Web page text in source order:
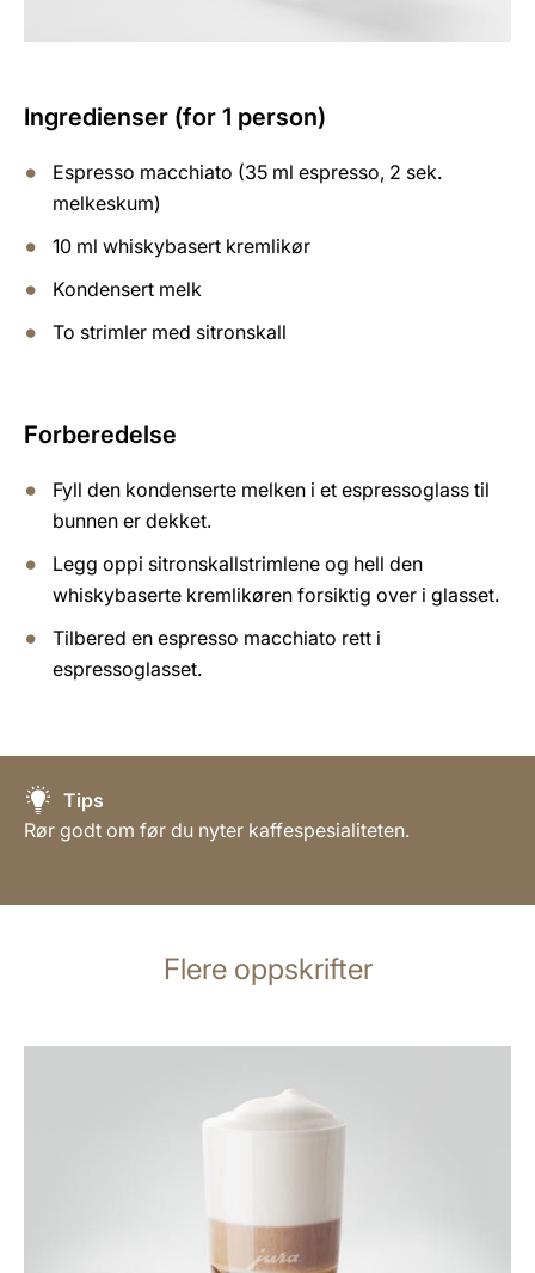
Ingredienser (for 1 person)
Espresso macchiato (35 ml espresso, 2 sek.
melkeskum)
10 ml whiskybasert kremlikør
Kondensert melk
To strimler med sitronskall
Forberedelse
Fyll den kondenserte melken i et espressoglass til
bunnen er dekket.
Legg oppi sitronskallstrimlene og hell den
whiskybaserte kremlikøren forsiktig over i glasset.
Tilbered en espresso macchiato rett i
espressoglasset.
Tips
Rør godt om før du nyter kaffespesialiteten.
Flere oppskrifter